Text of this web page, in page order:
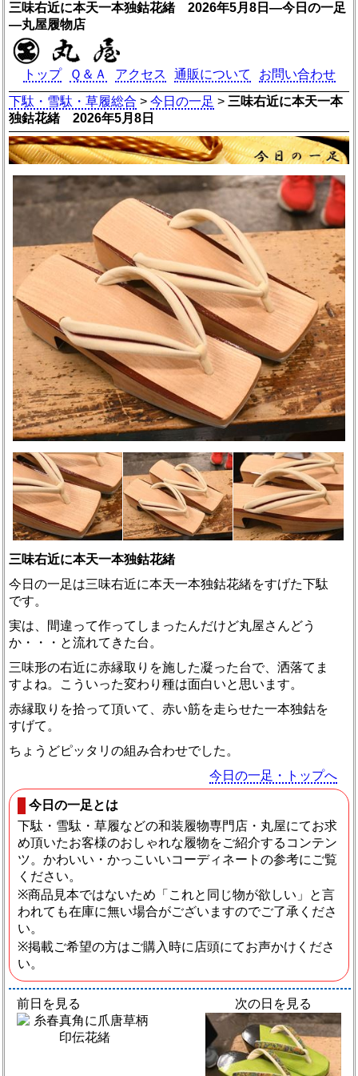
三味右近に本天一本独鈷花緒 2026年5月8日―今日の一足
―丸屋履物店
トップ Ｑ＆Ａ アクセス 通販について
お問い合わせ
下駄・雪駄・草履総合 >今日の一足 > 三味右近に本天一本
独鈷花緒 2026年5月8日
三味右近に本天一本独鈷花緒
今日の一足は三味右近に本天一本独鈷花緒をすげた下駄
です。
実は、間違って作ってしまったんだけど丸屋さんどう
か・・・と流れてきた台。
三味形の右近に赤縁取りを施した凝った台で、洒落てま
すよね。こういった変わり種は面白いと思います。
赤縁取りを拾って頂いて、赤い筋を走らせた一本独鈷を
すげて。
ちょうどピッタリの組み合わせでした。
今日の一足・トップへ
今日の一足とは
下駄・雪駄・草履などの和装履物専門店・丸屋にてお求
め頂いたお客様のおしゃれな履物をご紹介するコンテン
ツ。かわいい・かっこいいコーディネートの参考にご覧
ください。
※商品見本ではないため「これと同じ物が欲しい」と言
われても在庫に無い場合がございますのでご了承くださ
い。
※掲載ご希望の方はご購入時に店頭にてお声かけくださ
い。
前日を見る 次の日を見る